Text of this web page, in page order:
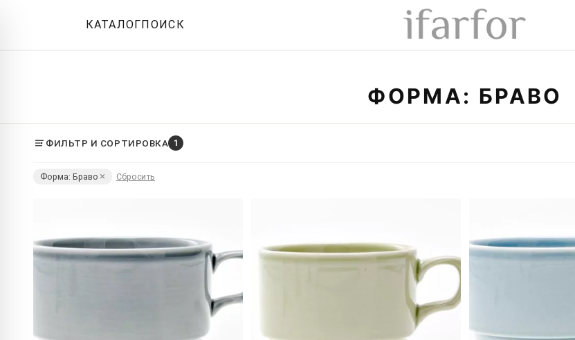
КАТАЛОГПОИСК
ФОРМА: БРАВО
ФИЛЬТР И СОРТИРОВКА 1
Форма: Браво Сбросить